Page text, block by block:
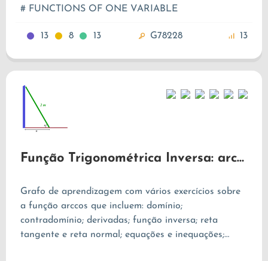
superior aprendem a função cotangente e de
têm uma maior dificuldade, em comparação com
como uma revisão dos tópicos abordados, no
contexto das funções trigonométricas inversas.
# FUNCTIONS OF ONE VARIABLE
13 8 13 G78228 13
Função Trigonométrica Inversa: arccos
Grafo de aprendizagem com vários exercícios sobre
a função arccos que incluem: domínio;
contradomínio; derivadas; função inversa; reta
tangente e reta normal; equações e inequações;